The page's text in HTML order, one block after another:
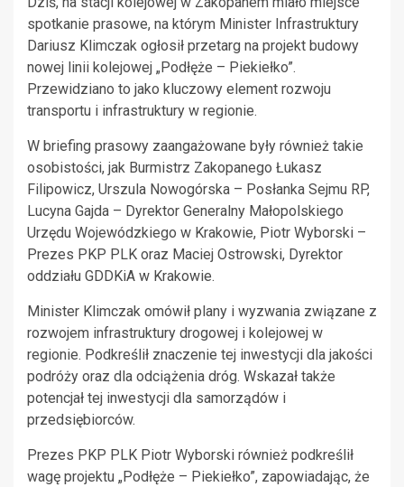
spotkanie prasowe, na którym Minister Infrastruktury
Dariusz Klimczak ogłosił przetarg na projekt budowy
nowej linii kolejowej „Podłęże – Piekiełko”.
Przewidziano to jako kluczowy element rozwoju
transportu i infrastruktury w regionie.
W briefing prasowy zaangażowane były również takie
osobistości, jak Burmistrz Zakopanego Łukasz
Filipowicz, Urszula Nowogórska – Posłanka Sejmu RP,
Lucyna Gajda – Dyrektor Generalny Małopolskiego
Urzędu Wojewódzkiego w Krakowie, Piotr Wyborski –
Prezes PKP PLK oraz Maciej Ostrowski, Dyrektor
oddziału GDDKiA w Krakowie.
Minister Klimczak omówił plany i wyzwania związane z
rozwojem infrastruktury drogowej i kolejowej w
regionie. Podkreślił znaczenie tej inwestycji dla jakości
podróży oraz dla odciążenia dróg. Wskazał także
potencjał tej inwestycji dla samorządów i
przedsiębiorców.
Prezes PKP PLK Piotr Wyborski również podkreślił
wagę projektu „Podłęże – Piekiełko”, zapowiadając, że